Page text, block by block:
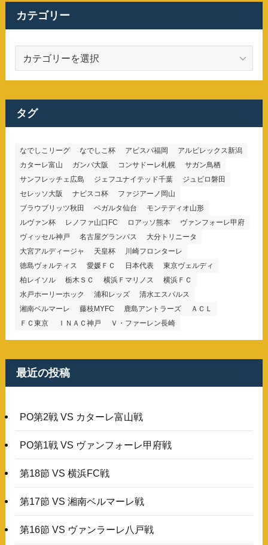
カテゴリー
ゴ
ー
タグ
なでしこリーグ なでしこ杯 アビスパ福岡
アルビレックス新潟
カターレ富山
ガンバ大阪 コンサドーレ札幌
サガン鳥栖
サンフレッチェ広島
ジェフユナイテッド千葉
ジュビロ磐田
セレッソ大阪
ナビスコ杯
ファジアーノ岡山
ブラウブリッツ秋田
ベガルタ仙台
モンテディオ山形
ルヴァン杯
レノファ山口FC ロアッソ熊本
ヴァンフォーレ甲府
ヴィッセル神戸
名古屋グランパス
大分トリニータ
大宮アルディージャ
天皇杯
川崎フロンターレ
徳島ヴォルティス
愛媛ＦＣ 日本代表
東京ヴェルディ
柏レイソル
栃木ＳＣ 横浜Ｆマリノス
横浜ＦＣ
水戸ホーリーホック
浦和レッズ
清水エスパルス
湘南ベルマーレ
藤枝MYFC 鹿島アントラーズ
ＡＣＬ
ＦＣ東京
ＩＮＡＣ神戸 Ｖ・ファーレン長崎
最近の投稿
PO第2戦 VS カターレ富山戦
PO第1戦 VS ヴァンフォーレ甲府戦
第18節 VS 横浜FC戦
第17節 VS 湘南ベルマーレ戦
第16節 VS ヴァンラーレ八戸戦